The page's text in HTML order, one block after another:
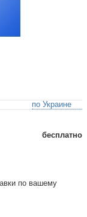
по Украине
бесплатно
по вашему